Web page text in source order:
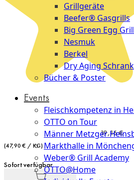
Grillgeräte
Beefer® Gasgrills
Big Green Egg Grill
Nesmuk
Berkel
Dry Aging Schrank
Bücher & Poster
Events
Fleischkompetenz in
OTTO on Tour
Männer Metzger
Markthalle in
Weber® Grill Academy
OTTO@Home
19,16 €
(47,90 € / KG)
Sofort verfügbar